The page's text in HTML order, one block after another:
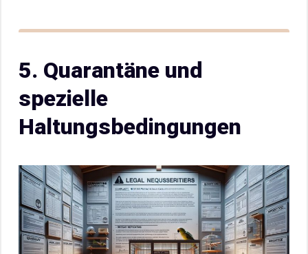
5. Quarantäne und
spezielle
Haltungsbedingungen